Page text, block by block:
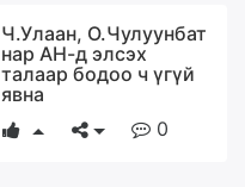
Ч.Улаан, О.Чулуунбат
нар АН-д элсэх
талаар бодоо ч үгүй
явна
0